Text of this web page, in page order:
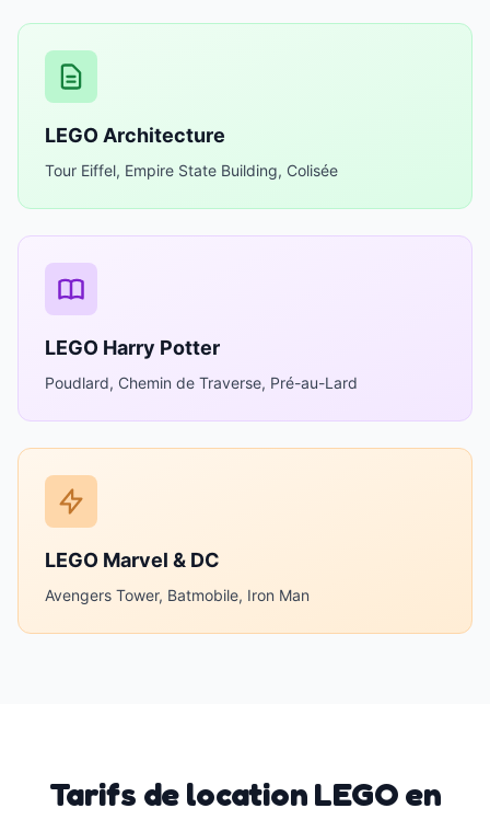
LEGO Architecture
Tour Eiffel, Empire State Building, Colisée
LEGO Harry Potter
Poudlard, Chemin de Traverse, Pré-au-Lard
LEGO Marvel & DC
Avengers Tower, Batmobile, Iron Man
Tarifs de location LEGO en